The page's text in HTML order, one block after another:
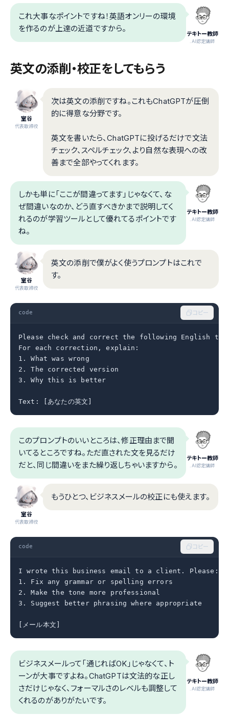
テキトー教師
.AI認定講師
これ大事なポイントですね！英語オンリーの環境
を作るのが上達の近道ですから。
英文の添削・校正をしてもらう
室谷
代表取締役
次は英文の添削ですね。これもChatGPTが圧倒
的に得意な分野です。
英文を書いたら、ChatGPTに投げるだけで文法
チェック、スペルチェック、より自然な表現への改
善まで全部やってくれます。
テキトー教師
.AI認定講師
しかも単に「ここが間違ってます」じゃなくて、な
ぜ間違いなのか、どう直すべきかまで説明してく
れるのが学習ツールとして優れてるポイントです
ね。
室谷
代表取締役
英文の添削で僕がよく使うプロンプトはこれで
す。
code コピー
Please check and correct the following English
For each correction, explain:
1. What was wrong
2. The corrected version
3. Why this is better
Text: [あなたの英文]
テキトー教師
.AI認定講師
このプロンプトのいいところは、修正理由まで聞
いてるところですね。ただ直された文を見るだけ
だと、同じ間違いをまた繰り返しちゃいますから。
室谷
代表取締役
もうひとつ、ビジネスメールの校正にも使えます。
code コピー
I wrote this business email to a client. Please:
1. Fix any grammar or spelling errors
2. Make the tone more professional
3. Suggest better phrasing where appropriate
[メール本文]
テキトー教師
.AI認定講師
ビジネスメールって「通じればOK」じゃなくて、ト
ーンが大事ですよね。ChatGPTは文法的な正し
さだけじゃなく、フォーマルさのレベルも調整して
くれるのがありがたいです。